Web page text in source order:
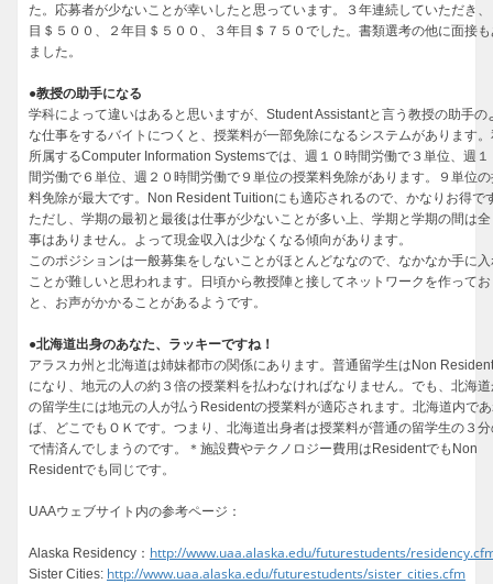
た。応募者が少ないことが幸いしたと思っています。３年連続していただき
目＄５００、２年目＄５００、３年目＄７５０でした。書類選考の他に面接
ました。
●教授の助手になる
学科によって違いはあると思いますが、Student Assistantと言う教授の助手の
な仕事をするバイトにつくと、授業料が一部免除になるシステムがあります
所属するComputer Information Systemsでは、週１０時間労働で３単位、週１
間労働で６単位、週２０時間労働で９単位の授業料免除があります。９単位
料免除が最大です。Non Resident Tuitionにも適応されるので、かなりお得で
ただし、学期の最初と最後は仕事が少ないことが多い上、学期と学期の間は
事はありません。よって現金収入は少なくなる傾向があります。
このポジションは一般募集をしないことがほとんどななので、なかなか手に
ことが難しいと思われます。日頃から教授陣と接してネットワークを作って
と、お声がかかることがあるようです。
●北海道出身のあなた、ラッキーですね！
アラスカ州と北海道は姉妹都市の関係にあります。普通留学生はNon
になり、地元の人の約３倍の授業料を払わなければなりません。でも、北海
の留学生には地元の人が払うResidentの授業料が適応されます。北海道内で
ば、どこでもＯＫです。つまり、北海道出身者は授業料が普通の留学生の３
で情済んでしまうのです。＊施設費やテクノロジー費用はResidentでもNon
Residentでも同じです。
UAAウェブサイト内の参考ページ：
Alaska Residency： http://www.uaa.alaska.edu/futurestudents/
Sister Cities: http://www.uaa.alaska.edu/futurestudents/sister_cities.cfm